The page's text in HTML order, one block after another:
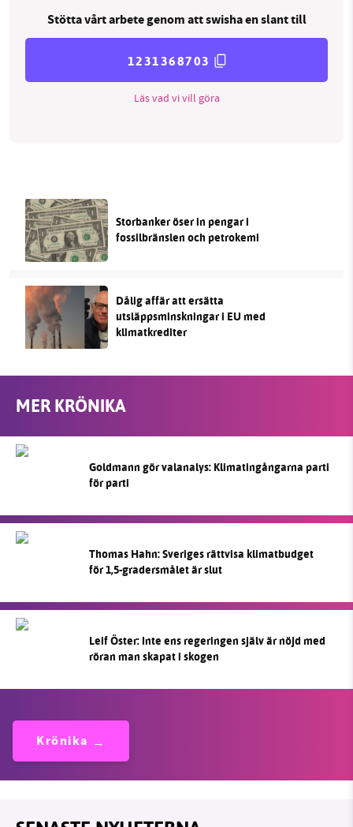
Stötta vårt arbete genom att swisha en slant till
1231368703
Läs vad vi vill göra
Storbanker öser in pengar i
fossilbränslen och petrokemi
Dålig affär att ersätta
utsläppsminskningar i EU med
klimatkrediter
MER KRÖNIKA
Goldmann gör valanalys: Klimatingångarna parti
för parti
Thomas Hahn: Sveriges rättvisa klimatbudget
för 1,5-gradersmålet är slut
Leif Öster: Inte ens regeringen själv är nöjd med
röran man skapat i skogen
Krönika